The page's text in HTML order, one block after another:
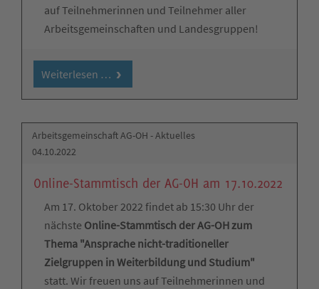
auf Teilnehmerinnen und Teilnehmer aller
Arbeitsgemeinschaften und Landesgruppen!
Weiterlesen …
Arbeitsgemeinschaft AG-OH - Aktuelles
04.10.2022
Online-Stammtisch der AG-OH am 17.10.2022
Am 17. Oktober 2022 findet ab 15:30 Uhr der
nächste Online-Stammtisch der AG-OH zum
Thema "Ansprache nicht-traditioneller
Zielgruppen in Weiterbildung und Studium"
statt. Wir freuen uns auf Teilnehmerinnen und